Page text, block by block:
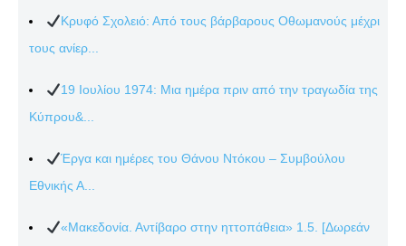
Κρυφό Σχολειό: Από τους βάρβαρους Οθωμανούς μέχρι
τους ανίερ...
19 Ιουλίου 1974: Μια ημέρα πριν από την τραγωδία της
Κύπρου&...
Έργα και ημέρες του Θάνου Ντόκου – Συμβούλου
Εθνικής Α...
«Μακεδονία. Αντίβαρο στην ηττοπάθεια» 1.5. [Δωρεάν